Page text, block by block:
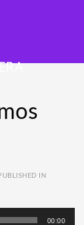
IN
00:00